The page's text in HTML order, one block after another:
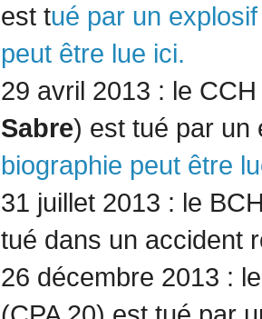
est tué par un
peut être lue ici.
29 avril 2013 : le
Sabre) est tué par un
biographie peut être
31 juillet 2013 : le
tué dans un accident
26 décembre 2013 :